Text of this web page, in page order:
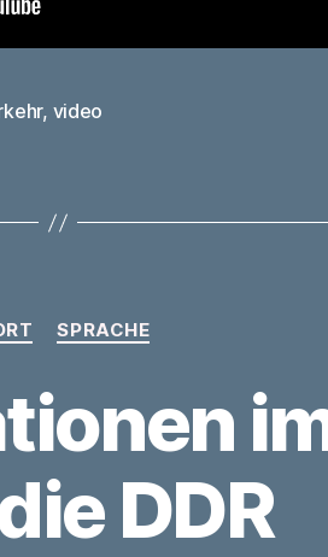
, video
Kategorien
SPRACHE
DDR